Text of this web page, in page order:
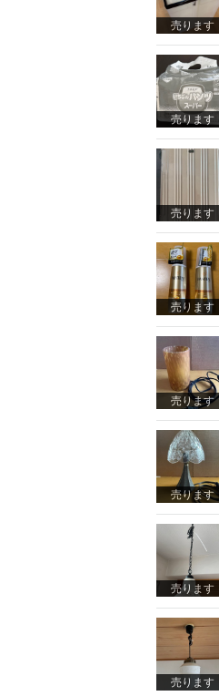
売ります
売ります
売ります
売ります
売ります
売ります
売ります
売ります